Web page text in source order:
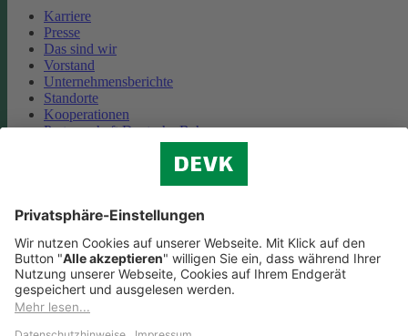
Karriere
Presse
Das sind wir
Vorstand
Unternehmensberichte
Standorte
Kooperationen
Partnerschaft Deutsche Bahn
Cookie-Einstellungen
Datenschutz
Impressum
Streitbeilegung